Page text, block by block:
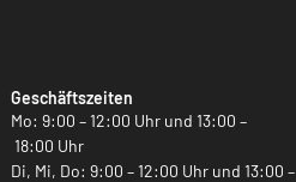
Geschäftszeiten
Mo: 9:00 – 12:00 Uhr und 13:00 –
18:00 Uhr
Di, Mi, Do: 9:00 – 12:00 Uhr und 13:00 –